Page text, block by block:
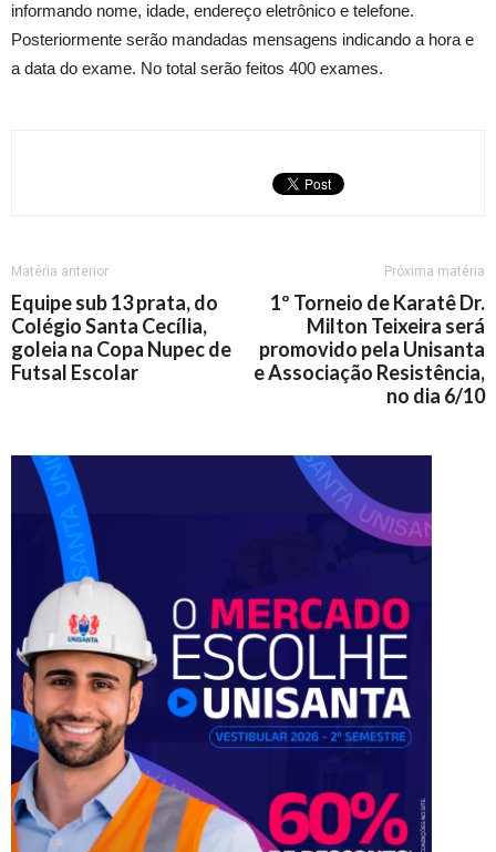
informando nome, idade, endereço eletrônico e telefone.
Posteriormente serão mandadas mensagens indicando a hora e
a data do exame. No total serão feitos 400 exames.
Matéria anterior
Equipe sub 13 prata, do
Colégio Santa Cecília,
goleia na Copa Nupec de
Futsal Escolar
Próxima matéria
1º Torneio de Karatê Dr.
Milton Teixeira será
promovido pela Unisanta
e Associação Resistência,
no dia 6/10